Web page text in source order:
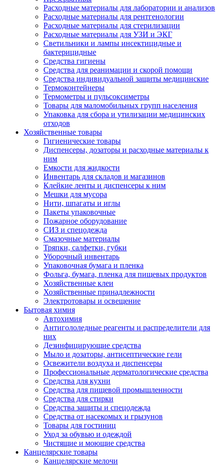
Расходные материалы для лаборатории и анализов
Расходные материалы для рентгенологии
Расходные материалы для стерилизации
Расходные материалы для УЗИ и ЭКГ
Светильники и лампы инсектицидные и
бактерицидные
Средства гигиены
Средства для реанимации и скорой помощи
Средства индивидуальной защиты медицинские
Термоконтейнеры
Термометры и пульсоксиметры
Товары для маломобильных групп населения
Упаковка для сбора и утилизации медицинских
отходов
Хозяйственные товары
Гигиенические товары
Диспенсеры, дозаторы и расходные материалы к
ним
Емкости для жидкости
Инвентарь для складов и магазинов
Клейкие ленты и диспенсеры к ним
Мешки для мусора
Нити, шпагаты и иглы
Пакеты упаковочные
Пожарное оборудование
СИЗ и спецодежда
Смазочные материалы
Тряпки, салфетки, губки
Уборочный инвентарь
Упаковочная бумага и пленка
Фольга, бумага, пленка для пищевых продуктов
Хозяйственные клеи
Хозяйственные принадлежности
Электротовары и освещение
Бытовая химия
Автохимия
Антигололедные реагенты и распределители для
них
Дезинфицирующие средства
Мыло и дозаторы, антисептические гели
Освежители воздуха и диспенсеры
Профессиональные дерматологические средства
Средства для кухни
Средства для пищевой промышленности
Средства для стирки
Средства защиты и спецодежда
Средства от насекомых и грызунов
Товары для гостиниц
Уход за обувью и одеждой
Чистящие и моющие средства
Канцелярские товары
Канцелярские мелочи